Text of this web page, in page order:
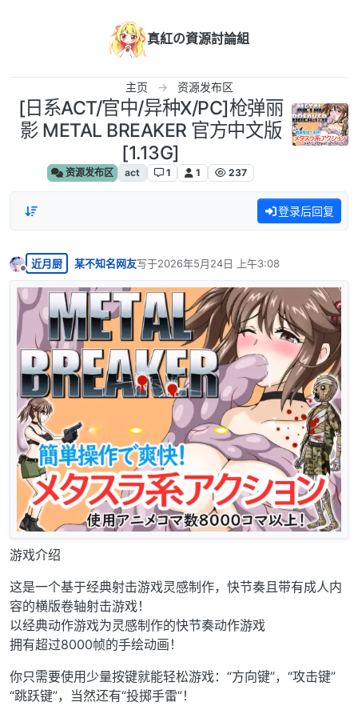
真紅の資源討論組
主页 资源发布区
[日系ACT/官中/异种X/PC]枪弹丽
影 METAL BREAKER 官方中文版
[1.13G]
资源发布区 act 1 1 237
登录后回复
离线
近月厨 某不知名网友写于2026年5月24日 上午3:08
最后由 编辑
游戏介绍
这是一个基于经典射击游戏灵感制作，快节奏且带有成人内
容的横版卷轴射击游戏！
以经典动作游戏为灵感制作的快节奏动作游戏
拥有超过8000帧的手绘动画！
你只需要使用少量按键就能轻松游戏：“方向键”，“攻击键”
“跳跃键”，当然还有“投掷手雷”！